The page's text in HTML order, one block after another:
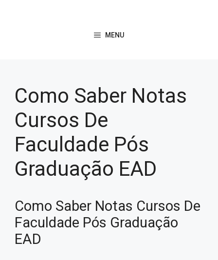
MENU
Como Saber Notas
Cursos De
Faculdade Pós
Graduação EAD
Como Saber Notas Cursos De
Faculdade Pós Graduação
EAD